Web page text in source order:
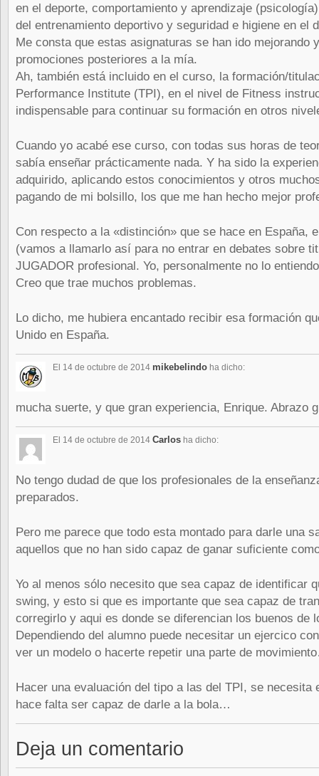
en el deporte, comportamiento y aprendizaje
del entrenamiento deportivo y seguridad e higiene en el
Me consta que estas asignaturas se han ido mejorando
promociones posteriores a la mía.
Ah, también está incluido en el curso, la formación/
Performance Institute (TPI), en el nivel de Fitness
indispensable para continuar su formación en otros
Cuando yo acabé ese curso, con todas sus horas de
sabía enseñar prácticamente nada. Y ha sido la
adquirido, aplicando estos conocimientos y otros
pagando de mi bolsillo, los que me han hecho mejor
Con respecto a la «distinción» que se hace en España,
(vamos a llamarlo así para no entrar en debates sobre
JUGADOR profesional. Yo, personalmente no lo
Creo que trae muchos problemas.
Lo dicho, me hubiera encantado recibir esa formación
Unido en España.
El 14 de octubre de 2014 mikebelindo ha dicho:
mucha suerte, y que gran experiencia, Enrique. Abrazo
El 14 de octubre de 2014 Carlos ha dicho:
No tengo dudad de que los profesionales de la
preparados.
Pero me parece que todo esta montado para darle una
aquellos que no han sido capaz de ganar suficiente
Yo al menos sólo necesito que sea capaz de identificar
swing, y esto si que es importante que sea capaz de
corregirlo y aqui es donde se diferencian los buenos de
Dependiendo del alumno puede necesitar un ejercico
ver un modelo o hacerte repetir una parte de
Hacer una evaluación del tipo a las del TPI, se necesita
hace falta ser capaz de darle a la bola…
Deja un comentario